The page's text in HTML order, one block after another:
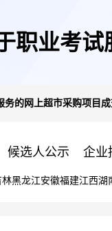
职业考
务的网上超市采购项目
候选人公示 企业
林黑龙江安徽福建江西湖